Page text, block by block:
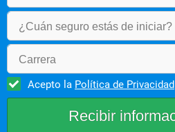
Acepto la Política de Privacidad